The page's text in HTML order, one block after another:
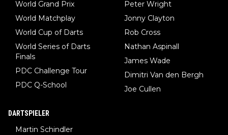
World Grand Prix
World Matchplay
World Cup of Darts
World Series of Darts
Finals
PDC Challenge Tour
PDC Q-School
Peter Wright
Jonny Clayton
Rob Cross
Nathan Aspinall
James Wade
Dimitri Van den Bergh
Joe Cullen
DARTSPIELER
Martin Schindler